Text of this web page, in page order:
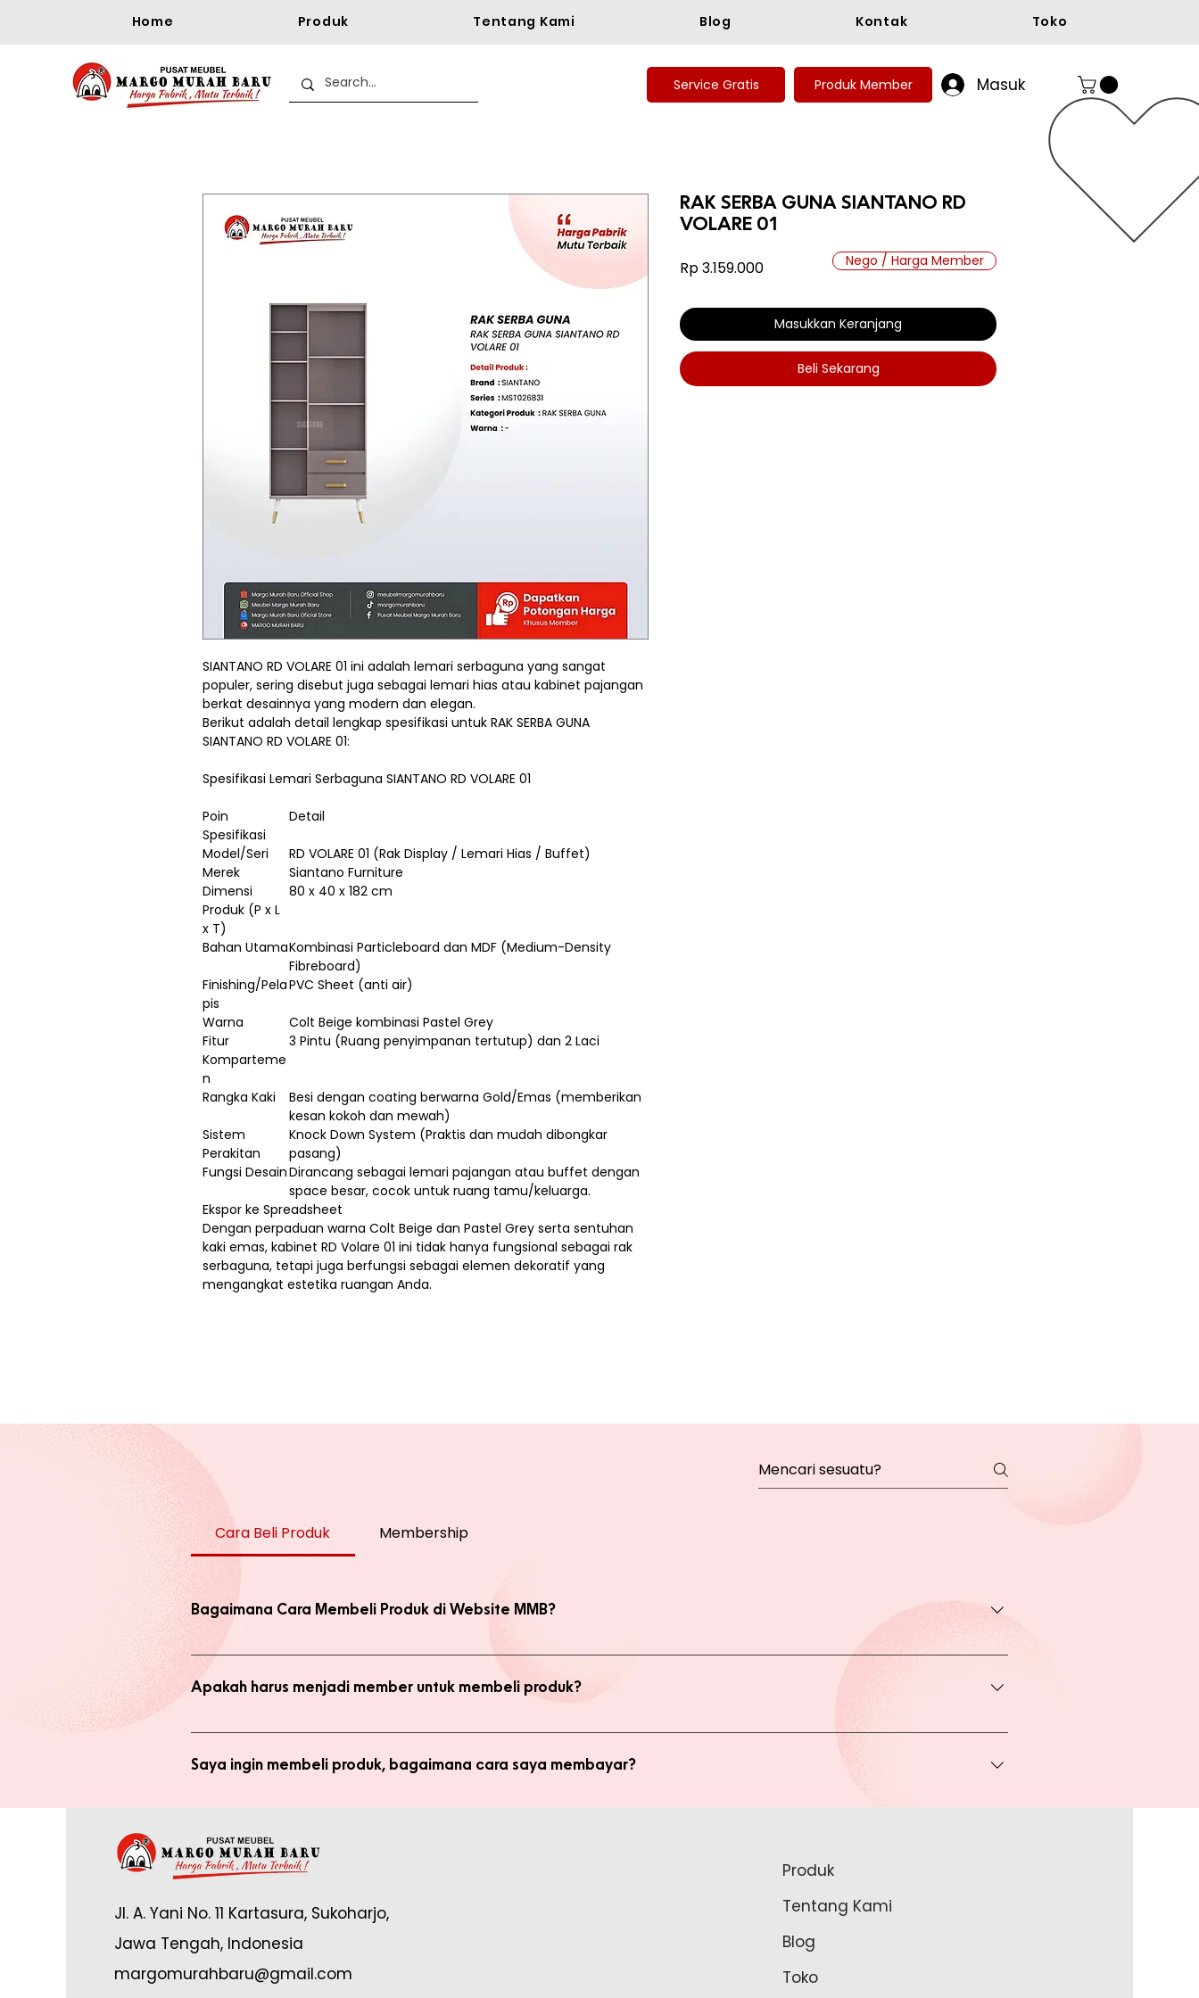
Home Produk Tentang Kami Blog Kontak Toko
Service Gratis Produk Member Masuk
SIANTANO RD VOLARE 01 ini adalah lemari serbaguna yang sangat
populer, sering disebut juga sebagai lemari hias atau kabinet pajangan
berkat desainnya yang modern dan elegan.
Berikut adalah detail lengkap spesifikasi untuk RAK SERBA GUNA
SIANTANO RD VOLARE 01:
Spesifikasi Lemari Serbaguna SIANTANO RD VOLARE 01
Poin
Spesifikasi
Detail
Model/Seri
RD VOLARE 01 (Rak Display / Lemari Hias / Buffet)
Merek
Siantano Furniture
Dimensi
Produk (P x L
x T)
80 x 40 x 182 cm
Bahan UtamaKombinasi Particleboard dan MDF (Medium-Density
Fibreboard)
Finishing/Pela
pis
PVC Sheet (anti air)
Warna
Colt Beige kombinasi Pastel Grey
Fitur
Komparteme
n
3 Pintu (Ruang penyimpanan tertutup) dan 2 Laci
Rangka Kaki
Besi dengan coating berwarna Gold/Emas (memberikan
kesan kokoh dan mewah)
Sistem
Perakitan
Knock Down System (Praktis dan mudah dibongkar
pasang)
Fungsi DesainDirancang sebagai lemari pajangan atau buffet dengan
space besar, cocok untuk ruang tamu/keluarga.
Ekspor ke Spreadsheet
Dengan perpaduan warna Colt Beige dan Pastel Grey serta sentuhan
kaki emas, kabinet RD Volare 01 ini tidak hanya fungsional sebagai rak
serbaguna, tetapi juga berfungsi sebagai elemen dekoratif yang
mengangkat estetika ruangan Anda.
RAK SERBA GUNA SIANTANO RD
VOLARE 01
Rp 3.159.000Harga
Masukkan Keranjang
Beli Sekarang
Nego / Harga Member
Cara Beli Produk Membership
Bagaimana Cara Membeli Produk di Website MMB?
Ada 2 jenis produk yang ada di website, yaitu produk Member dan Non Member. Anda bisa melakukan transaksi pada halaman Produk
Apakah harus menjadi member untuk membeli produk?
Anda tidak perlu bergabung menjadi member untuk membeli produk MMB. Tetapi ada keuntungan yang bisa Anda dapatkan apabila
Saya ingin membeli produk, bagaimana cara saya membayar?
yang tertulis dan konfirmasikan kepada Admin.
Saya sudah jadi member tapi tidak bisa login ke Produk Member, apa yang harus saya lakukan?
Admin di: https://wa.me/6287888837888 Tunggu waktu 24-48 jam untuk proses pembaruan data sebelum Anda memulai untuk transaksi
Jl. A. Yani No. 11 Kartasura, Sukoharjo,
Jawa Tengah, Indonesia
margomurahbaru@gmail.com
Produk
Tentang Kami
Blog
Toko